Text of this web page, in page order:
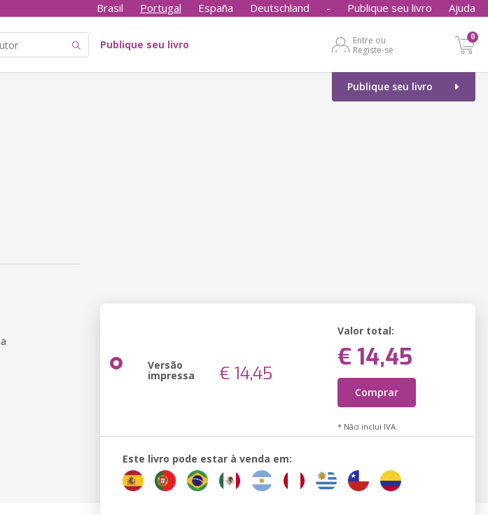
Brasil Portugal España Deutschland - Publique seu livro Ajuda
Publique seu livro
Entre ou
Registe-se
0
Publique seu livro
Versão
impressa € 14,45
Valor total:
€ 14,45
Comprar
* Não inclui IVA.
Este livro pode estar à venda em: